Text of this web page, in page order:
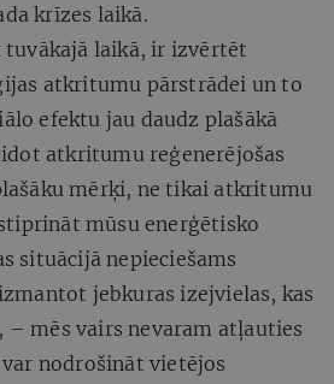
krīzes laikā.
tuvākajā laikā, ir izvērtēt
atkritumu pārstrādei un to
efektu jau daudz plašākā
atkritumu reģenerējošas
mērķi, ne tikai atkritumu
mūsu enerģētisko
situācijā nepieciešams
jebkuras izejvielas, kas
– mēs vairs nevaram atļauties
nodrošināt vietējos